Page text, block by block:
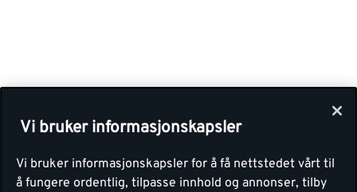
Vi bruker informasjonskapsler
Vi bruker informasjonskapsler for å få nettstedet vårt til
å fungere ordentlig, tilpasse innhold og annonser, tilby